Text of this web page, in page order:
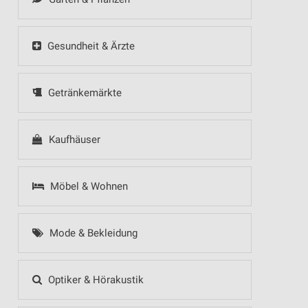
Gesundheit & Ärzte
Getränkemärkte
Kaufhäuser
Möbel & Wohnen
Mode & Bekleidung
Optiker & Hörakustik